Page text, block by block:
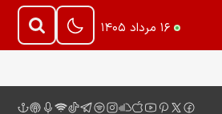
۱۶ مرداد ۱۴۰۵